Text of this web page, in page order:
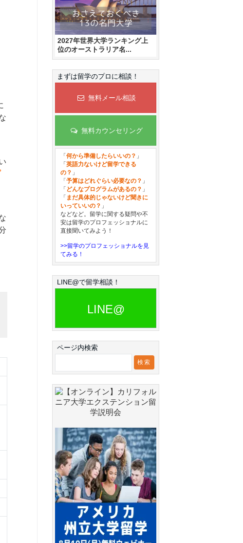
2027年世界大学ランキング上
位のオーストラリア名...
まずは留学のプロに相談！
無料メール相談
無料カウンセリング
「 何から準備したらいいの？ 」
「 英語力ないけど留学できる
の？ 」
「 予算はどれぐらい必要なの？ 」
「 どんなプログラムがあるの？ 」
「 まだ具体的じゃないけど聞きに
いっていいの？ 」
などなど。留学に関する疑問や不
安は留学のプロフェッショナルに
直接聞いてみよう！
>>留学のプロフェッショナルを見
てみる！
LINE@で留学相談！
LINE@
ページ内検索